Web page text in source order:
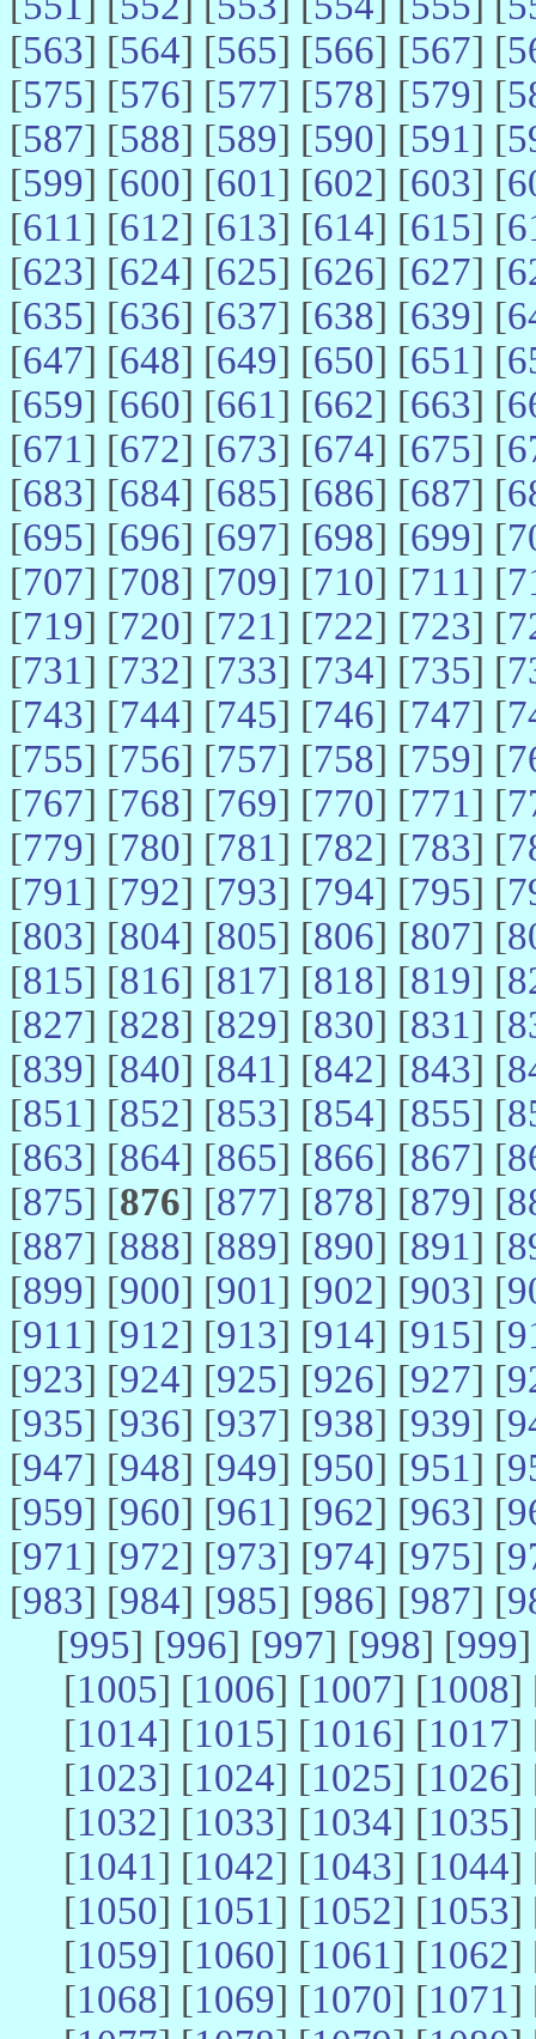
[563] [564] [565] [566] [567] [
[575] [576] [577] [578] [579] [
[587] [588] [589] [590] [591] [
[599] [600] [601] [602] [603] [
[611] [612] [613] [614] [615] [
[623] [624] [625] [626] [627] [
[635] [636] [637] [638] [639] [
[647] [648] [649] [650] [651] [
[659] [660] [661] [662] [663] [
[671] [672] [673] [674] [675] [
[683] [684] [685] [686] [687] [
[695] [696] [697] [698] [699] [
[707] [708] [709] [710] [711] [
[719] [720] [721] [722] [723] [
[731] [732] [733] [734] [735] [
[743] [744] [745] [746] [747] [
[755] [756] [757] [758] [759] [
[767] [768] [769] [770] [771] [
[779] [780] [781] [782] [783] [
[791] [792] [793] [794] [795] [
[803] [804] [805] [806] [807] [
[815] [816] [817] [818] [819] [
[827] [828] [829] [830] [831] [
[839] [840] [841] [842] [843] [
[851] [852] [853] [854] [855] [
[863] [864] [865] [866] [867] [
[875] [876] [877] [878] [879] [
[887] [888] [889] [890] [891] [
[899] [900] [901] [902] [903] [
[911] [912] [913] [914] [915] [
[923] [924] [925] [926] [927] [
[935] [936] [937] [938] [939] [
[947] [948] [949] [950] [951] [
[959] [960] [961] [962] [963] [
[971] [972] [973] [974] [975] [
[983] [984] [985] [986] [987] [
[995] [996] [997] [998] [999
[1005] [1006] [1007] [1008]
[1014] [1015] [1016] [1017]
[1023] [1024] [1025] [1026]
[1032] [1033] [1034] [1035]
[1041] [1042] [1043] [1044]
[1050] [1051] [1052] [1053]
[1059] [1060] [1061] [1062]
[1068] [1069] [1070] [1071]